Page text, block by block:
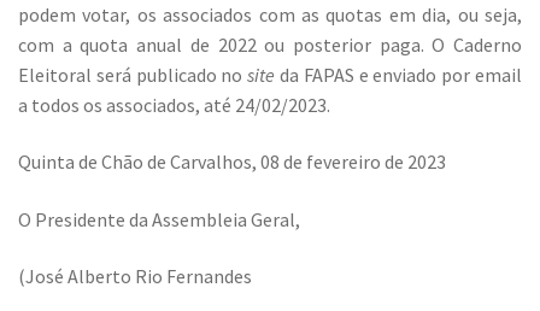
podem votar, os associados com as quotas em dia, ou seja,
com a quota anual de 2022 ou posterior paga. O Caderno
Eleitoral será publicado nositeda FAPAS e enviado por email
a todos os associados, até 24/02/2023.
Quinta de Chão de Carvalhos, 08 de fevereiro de 2023
O Presidente da Assembleia Geral,
(José Alberto Rio Fernandes